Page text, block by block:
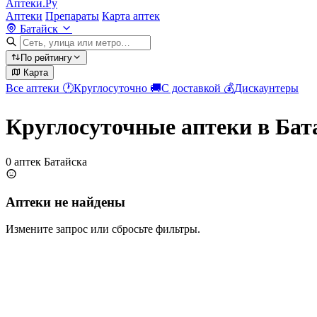
Аптеки.Ру
Аптеки Препараты Карта аптек
Батайск
По рейтингу
Карта
Все аптеки 🕐Круглосуточно 🚚С доставкой 💰Дискаунтеры
Круглосуточные аптеки в
0 аптек Батайска
Аптеки не найдены
Измените запрос или сбросьте фильтры.